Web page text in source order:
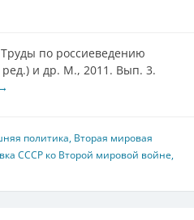
по россиеведению
ред.) и др. М., 2011. Вып. 3.
политика, Вторая мировая
СССР ко Второй мировой войне,